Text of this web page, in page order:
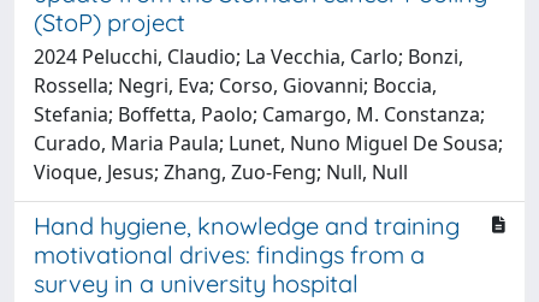
(StoP) project
2024 Pelucchi, Claudio; La Vecchia, Carlo; Bonzi,
Rossella; Negri, Eva; Corso, Giovanni; Boccia,
Stefania; Boffetta, Paolo; Camargo, M. Constanza;
Curado, Maria Paula; Lunet, Nuno Miguel De Sousa;
Vioque, Jesus; Zhang, Zuo-Feng; Null, Null
Hand hygiene, knowledge and training
motivational drives: findings from a
survey in a university hospital